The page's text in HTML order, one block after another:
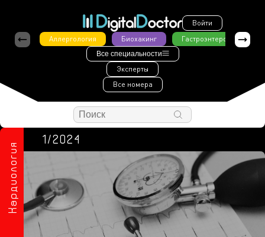
Войти
Аллергология
Биохакинг Гастроэнтерология
Все специальности
Эксперты
Все номера
Кардиология
1/2024